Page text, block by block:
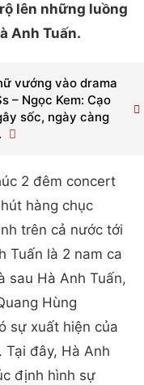
lên những luồng
Anh Tuấn.
vướng vào drama
– Ngọc Kem: Cạo
sốc, ngày càng
2 đêm concert
hàng chục
trên cả nước tới
Tuấn là 2 nam ca
sau Hà Anh Tuấn,
Hùng
sự xuất hiện của
Tại đây, Hà Anh
định hình sự